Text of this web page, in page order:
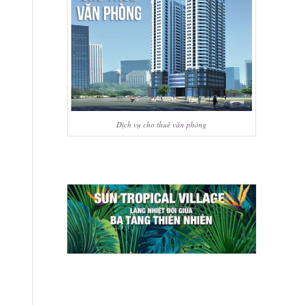
Dịch vụ cho thuê văn phòng